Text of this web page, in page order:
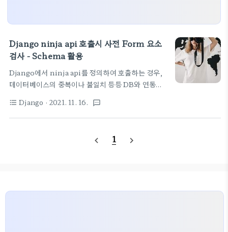
Django ninja api 호출시 사전 Form 요소
검사 - Schema 활용
Django에서 ninja api를 정의하여 호출하는 경우,
데이터베이스의 중복이나 불일치 등등 DB와 연동하
올바른지 간단하게 체크하는 것이 필요하다. 보통 이
런경우 api에서 처리해도 되지만 Schma를 정의해서
이므로 두서 없어도 그냥 넘어가주세요. 여기서 정리
ninja api 구현 함수에 보면 아래와 같이 되어 있다.
format_list_bulleted Django · 2021. 11. 16. textsms
navigate_before 1 navigate_next